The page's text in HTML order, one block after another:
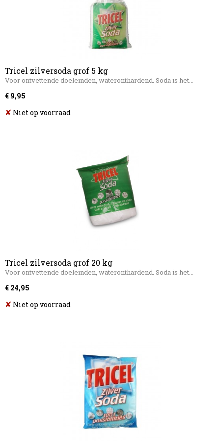
Tricel zilversoda grof 5 kg
Voor ontvettende doeleinden, wateronthardend. Soda is het…
€ 9,95
✘ Niet op voorraad
Tricel zilversoda grof 20 kg
Voor ontvettende doeleinden, wateronthardend. Soda is het…
€ 24,95
✘ Niet op voorraad